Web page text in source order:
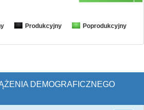
Produkcyjny Poprodukcyjny
DEMOGRAFICZNEGO